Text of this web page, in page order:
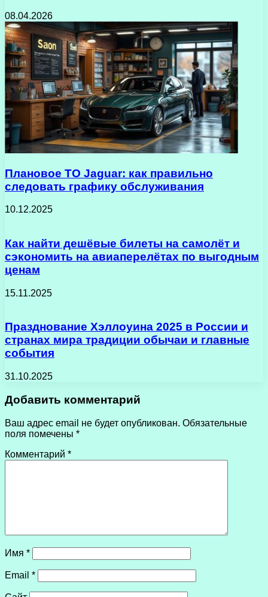
08.04.2026
Плановое ТО Jaguar: как правильно
следовать графику обслуживания
10.12.2025
Как найти дешёвые билеты на самолёт и
сэкономить на авиаперелётах по выгодным
ценам
15.11.2025
Празднование Хэллоуина 2025 в России и
странах мира традиции обычаи и главные
события
31.10.2025
Добавить комментарий
Ваш адрес email не будет опубликован. Обязательные
поля помечены *
Комментарий *
Имя *
Email *